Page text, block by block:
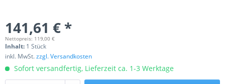
141,61 € *
Nettopreis: 119,00 €
Inhalt: 1 Stück
inkl. MwSt.zzgl. Versandkosten
Sofort versandfertig, Lieferzeit ca. 1-3 Werktage